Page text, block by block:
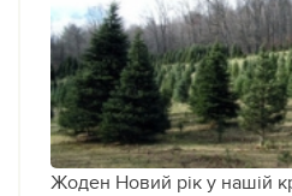
Жоден Новий рік у нашій